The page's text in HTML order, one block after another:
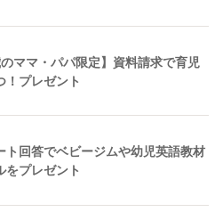
のママ・パパ限定】資料請求で育児
！プレゼント
ト回答でベビージムや幼児英語教材
をプレゼント